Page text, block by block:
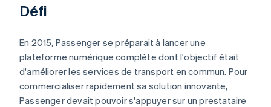
Stripe Sessions 2026
Regarder la vidéo
Défi
En 2015, Passenger se préparait à lancer une
plateforme numérique complète dont l'objectif était
d'améliorer les services de transport en commun. Pour
commercialiser rapidement sa solution innovante,
Passenger devait pouvoir s'appuyer sur un prestataire